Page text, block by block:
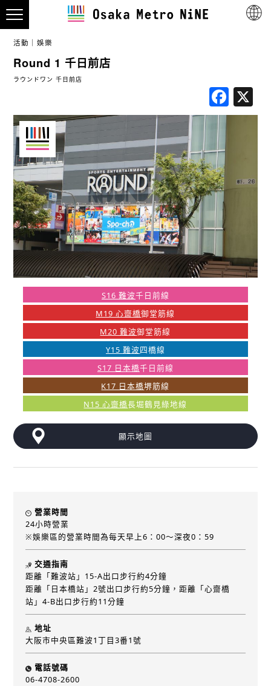
活動 娛樂
Round 1 千日前店
ラウンドワン 千日前店
S16 難波千日前線
M19 心齋橋御堂筋線
M20 難波御堂筋線
Y15 難波四橋線
S17 日本橋千日前線
K17 日本橋堺筋線
N15 心齋橋長堀鶴見綠地線
顯示地圖
營業時間
24小時營業
※娛樂區的營業時間為每天早上6：00～深夜0：59
交通指南
距離「難波站」15-A出口步行約4分鐘
距離「日本橋站」2號出口步行約5分鐘，距離「心齋橋
站」4-B出口步行約11分鐘
地址
大阪市中央區難波1丁目3番1號
電話號碼
06-4708-2600